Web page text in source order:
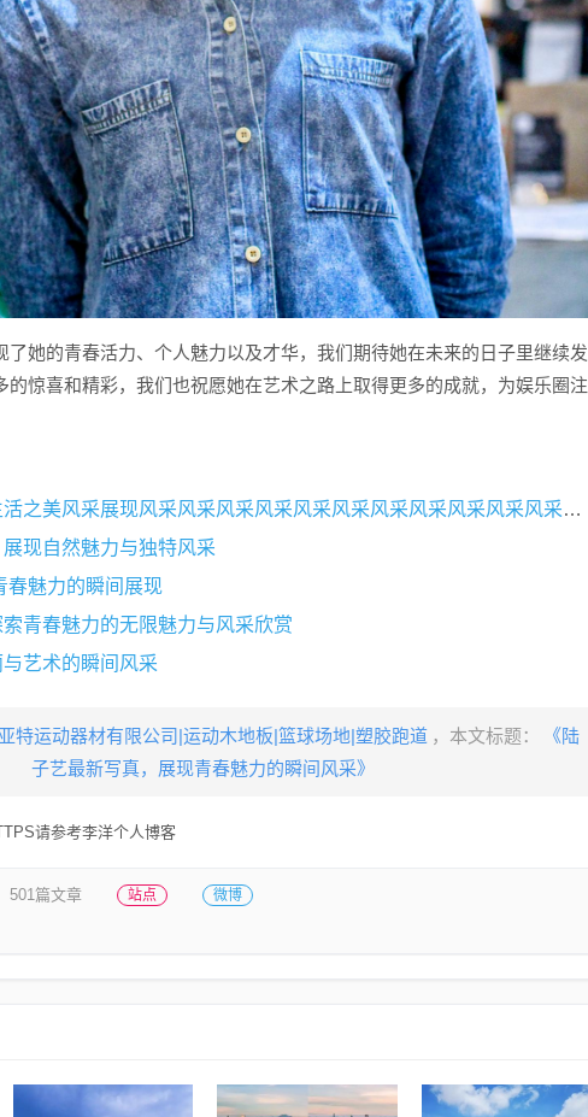
了她的青春活力、个人魅力以及才华，我们期待她在未来的日子里继续发
的惊喜和精彩，我们也祝愿她在艺术之路上取得更多的成就，为娱乐圈注
植发重塑自信，重塑生活之美风采展现风采风采风采风采风采风采风采风采风采风采风采风采风采风采风采风采风采风采风采风采风采风采风采风采风采风采！
现自然魅力与独特风采
春魅力的瞬间展现
青春魅力的无限魅力与风采欣赏
艺术的瞬间风采
特运动器材有限公司|运动木地板|篮球场地|塑胶跑道 ，本文标题：
《陆
子艺最新写真，展现青春魅力的瞬间风采》
请参考李洋个人博客
501篇文章 站点 微博